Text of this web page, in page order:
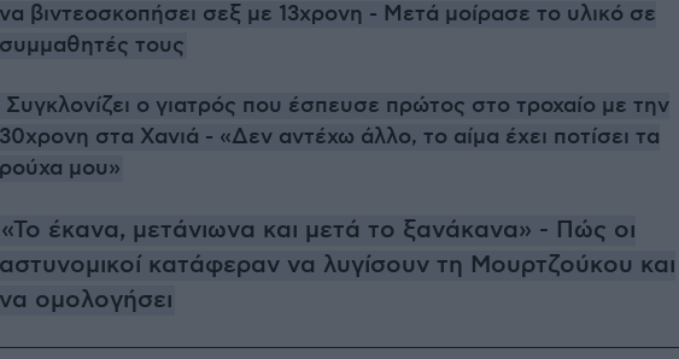
να βιντεοσκοπήσει σεξ με 13χρονη - Μετά μοίρασε το υλικό σε
συμμαθητές τους
Συγκλονίζει ο γιατρός που έσπευσε πρώτος στο τροχαίο με την
30χρονη στα Χανιά - «Δεν αντέχω άλλο, το αίμα έχει ποτίσει τα
ρούχα μου»
«Το έκανα, μετάνιωνα και μετά το ξανάκανα» - Πώς οι
αστυνομικοί κατάφεραν να λυγίσουν τη Μουρτζούκου και
να ομολογήσει